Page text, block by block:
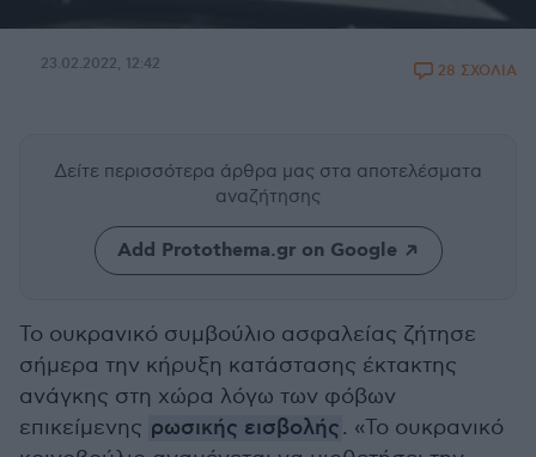
23.02.2022, 12:42 28 ΣΧΟΛΙΑ
Δείτε περισσότερα άρθρα μας στα αποτελέσματα
αναζήτησης
Add Protothema.gr on Google
Το ουκρανικό συμβούλιο ασφαλείας ζήτησε
σήμερα την κήρυξη κατάστασης έκτακτης
ανάγκης στη χώρα λόγω των φόβων
επικείμενης ρωσικής εισβολής. «Το ουκρανικό